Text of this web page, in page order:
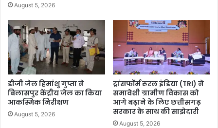
August 5, 2026
डीजी जेल हिमांशु गुप्ता ने
बिलासपुर केंद्रीय जेल का किया
आकस्मिक निरीक्षण
August 5, 2026
ट्रांसफॉर्म रूरल इंडिया (TRI) ने
समावेशी ग्रामीण विकास को
आगे बढ़ाने के लिए छत्तीसगढ़
सरकार के साथ की साझेदारी
August 5, 2026